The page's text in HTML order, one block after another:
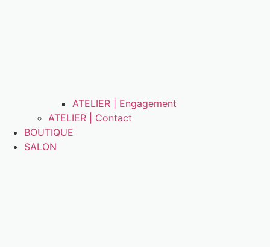
ATELIER | Engagement
ATELIER | Contact
BOUTIQUE
SALON